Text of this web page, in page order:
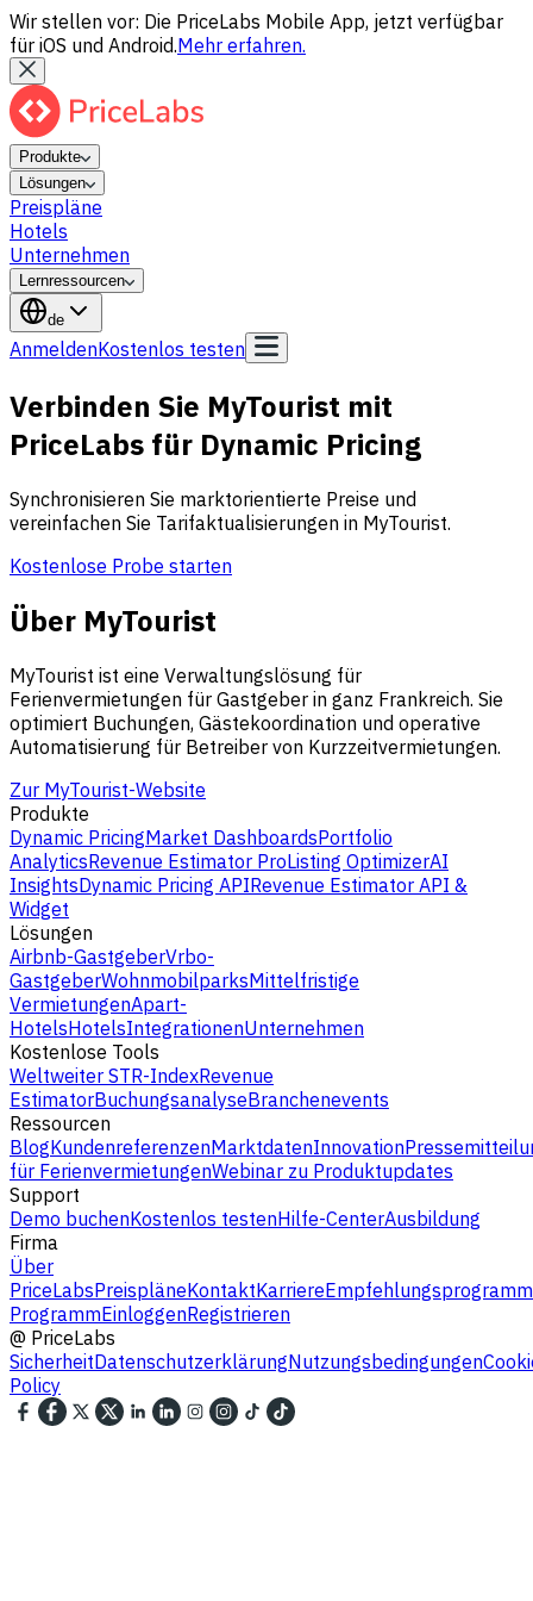
Wir stellen vor: Die PriceLabs Mobile App, jetzt verfügbar
für iOS und Android.Mehr erfahren.
Produkte
Lösungen
Preispläne
Hotels
Unternehmen
Lernressourcen
de
AnmeldenKostenlos testen
Verbinden Sie MyTourist mit
PriceLabs für Dynamic Pricing
Synchronisieren Sie marktorientierte Preise und
vereinfachen Sie Tarifaktualisierungen in MyTourist.
Kostenlose Probe starten
Über MyTourist
MyTourist ist eine Verwaltungslösung für
Ferienvermietungen für Gastgeber in ganz Frankreich. Sie
optimiert Buchungen, Gästekoordination und operative
Automatisierung für Betreiber von Kurzzeitvermietungen.
Zur MyTourist-Website
Produkte
Dynamic PricingMarket DashboardsPortfolio
AnalyticsRevenue Estimator ProListing OptimizerAI
InsightsDynamic Pricing APIRevenue Estimator API &
Widget
Lösungen
Airbnb-GastgeberVrbo-
GastgeberWohnmobilparksMittelfristige
VermietungenApart-
HotelsHotelsIntegrationenUnternehmen
Kostenlose Tools
Weltweiter STR-IndexRevenue
EstimatorBuchungsanalyseBranchenevents
Ressourcen
BlogKundenreferenzenMarktdatenInnovation
für FerienvermietungenWebinar zu Produktupdates
Support
Demo buchenKostenlos testenHilfe-CenterAusbildung
Firma
Über
PriceLabsPreispläneKontaktKarriereEmpfehlungsprogramm
ProgrammEinloggenRegistrieren
@ PriceLabs
SicherheitDatenschutzerklärungNutzungsbedingungen
Policy